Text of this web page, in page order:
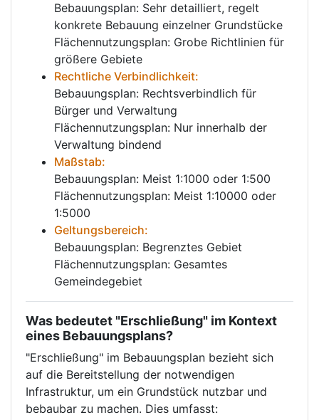
Bebauungsplan: Sehr detailliert, regelt
konkrete Bebauung einzelner Grundstücke
Flächennutzungsplan: Grobe Richtlinien für
größere Gebiete
Rechtliche Verbindlichkeit:
Bebauungsplan: Rechtsverbindlich für
Bürger und Verwaltung
Flächennutzungsplan: Nur innerhalb der
Verwaltung bindend
Maßstab:
Bebauungsplan: Meist 1:1000 oder 1:500
Flächennutzungsplan: Meist 1:10000 oder
1:5000
Geltungsbereich:
Bebauungsplan: Begrenztes Gebiet
Flächennutzungsplan: Gesamtes
Gemeindegebiet
Was bedeutet "Erschließung" im Kontext
eines Bebauungsplans?
"Erschließung" im Bebauungsplan bezieht sich
auf die Bereitstellung der notwendigen
Infrastruktur, um ein Grundstück nutzbar und
bebaubar zu machen. Dies umfasst: